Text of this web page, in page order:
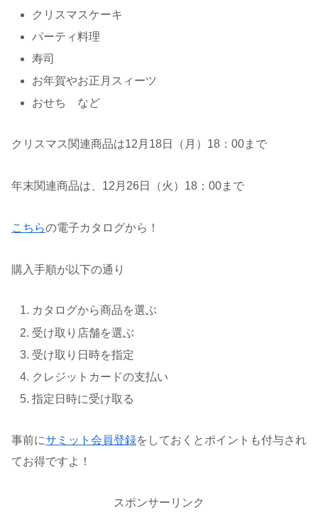
クリスマスケーキ
パーティ料理
寿司
お年賀やお正月スィーツ
おせち など
クリスマス関連商品は12月18日（月）18：00まで
年末関連商品は、12月26日（火）18：00まで
こちらの電子カタログから！
購入手順が以下の通り
カタログから商品を選ぶ
受け取り店舗を選ぶ
受け取り日時を指定
クレジットカードの支払い
指定日時に受け取る
事前にサミット会員登録をしておくとポイントも付与され
てお得ですよ！
スポンサーリンク